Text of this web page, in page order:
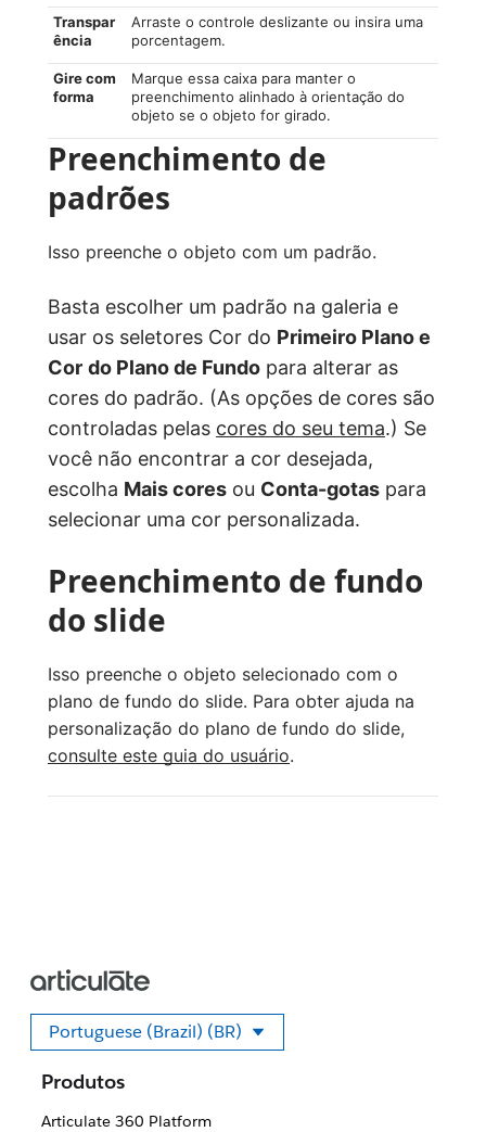
Transpar
ência
Arraste o controle deslizante ou insira uma
porcentagem.
Gire com
forma
Marque essa caixa para manter o
preenchimento alinhado à orientação do
objeto se o objeto for girado.
Preenchimento de
padrões
Isso preenche o objeto com um padrão.
Basta escolher um padrão na galeria e
usar os seletores Cor do Primeiro Plano e
Cor do Plano de Fundo para alterar as
cores do padrão. (As opções de cores são
controladas pelas cores do seu tema.) Se
você não encontrar a cor desejada,
escolha Mais cores ou Conta-gotas para
selecionar uma cor personalizada.
Preenchimento de fundo
do slide
Isso preenche o objeto selecionado com o
plano de fundo do slide. Para obter ajuda na
personalização do plano de fundo do slide,
consulte este guia do usuário.
Portuguese (Brazil) (BR)
Selecione seu idioma
Produtos
Articulate 360 Platform